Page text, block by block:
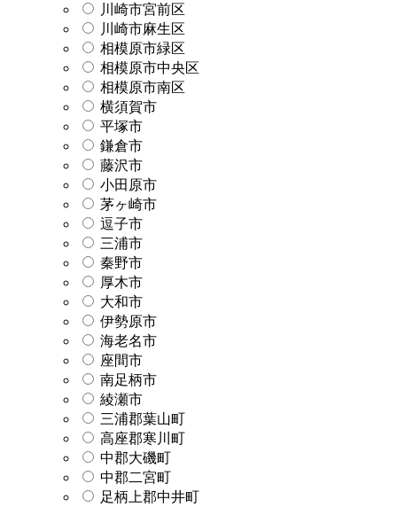
川崎市宮前区
川崎市麻生区
相模原市緑区
相模原市中央区
相模原市南区
横須賀市
平塚市
鎌倉市
藤沢市
小田原市
茅ヶ崎市
逗子市
三浦市
秦野市
厚木市
大和市
伊勢原市
海老名市
座間市
南足柄市
綾瀬市
三浦郡葉山町
高座郡寒川町
中郡大磯町
中郡二宮町
足柄上郡中井町